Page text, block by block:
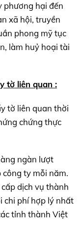
phương hại đến
xã hội, truyền
phong mỹ tục
làm huỷ hoại tài
tờ liên quan :
tờ liên quan thời
chứng thực
ngàn lượt
ty mỗi năm.
dịch vụ thành
chi phí hợp lý nhất
tỉnh thành Việt